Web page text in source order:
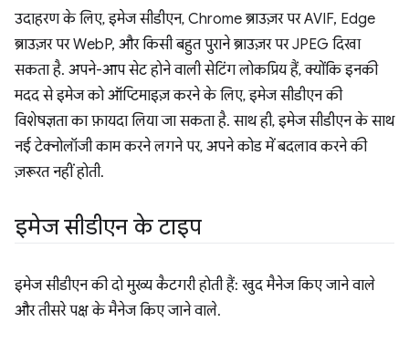
उदाहरण के लिए, इमेज सीडीएन, Chrome ब्राउज़र पर AVIF, Edge
ब्राउज़र पर WebP, और किसी बहुत पुराने ब्राउज़र पर JPEG दिखा
सकता है. अपने-आप सेट होने वाली सेटिंग लोकप्रिय हैं, क्योंकि इनकी
मदद से इमेज को ऑप्टिमाइज़ करने के लिए, इमेज सीडीएन की
विशेषज्ञता का फ़ायदा लिया जा सकता है. साथ ही, इमेज सीडीएन के साथ
नई टेक्नोलॉजी काम करने लगने पर, अपने कोड में बदलाव करने की
ज़रूरत नहीं होती.
इमेज सीडीएन के टाइप
इमेज सीडीएन की दो मुख्य कैटगरी होती हैं: खुद मैनेज किए जाने वाले
और तीसरे पक्ष के मैनेज किए जाने वाले.